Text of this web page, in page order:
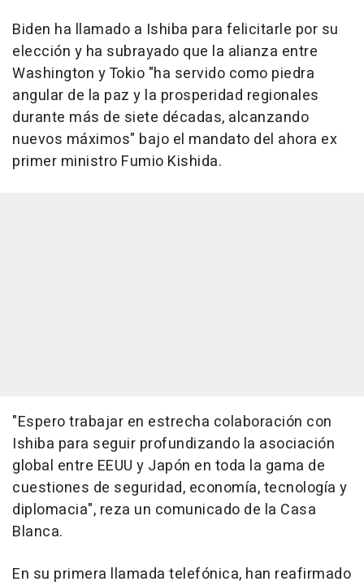
Biden ha llamado a Ishiba para felicitarle por su
elección y ha subrayado que la alianza entre
Washington y Tokio "ha servido como piedra
angular de la paz y la prosperidad regionales
durante más de siete décadas, alcanzando
nuevos máximos" bajo el mandato del ahora ex
primer ministro Fumio Kishida.
"Espero trabajar en estrecha colaboración con
Ishiba para seguir profundizando la asociación
global entre EEUU y Japón en toda la gama de
cuestiones de seguridad, economía, tecnología y
diplomacia", reza un comunicado de la Casa
Blanca.
En su primera llamada telefónica, han reafirmado